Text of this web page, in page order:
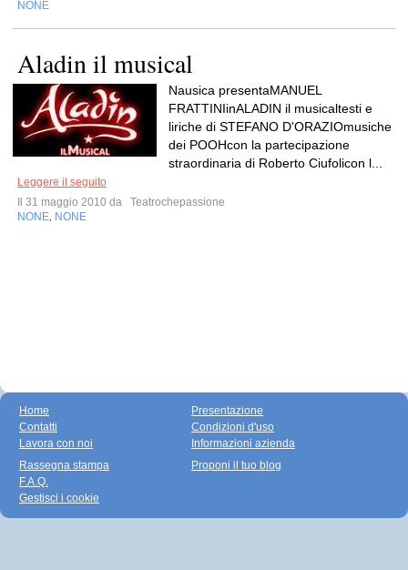
NONE
Aladin il musical
Nausica presentaMANUEL
FRATTINIinALADIN il musicaltesti e
liriche di STEFANO D'ORAZIOmusiche
dei POOHcon la partecipazione
straordinaria di Roberto Ciufolicon l...
Leggere il seguito
Il 31 maggio 2010 da
Teatrochepassione
NONE NONE
Home
Contatti
Lavora con noi
Presentazione
Condizioni d'uso
Informazioni azienda
Rassegna stampa
F.A.Q.
Gestisci i cookie
Proponi il tuo blog